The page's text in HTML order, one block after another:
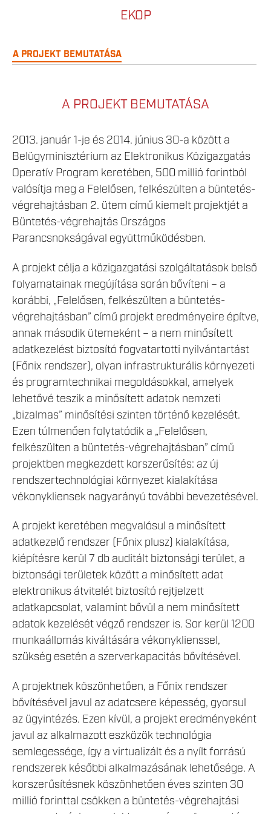
EKOP
A PROJEKT BEMUTATÁSA
A PROJEKT BEMUTATÁSA
2013. január 1-je és 2014. június 30-a között a
Belügyminisztérium az Elektronikus Közigazgatás
Operatív Program keretében, 500 millió forintból
valósítja meg a Felelősen, felkészülten a büntetés-
végrehajtásban 2. ütem című kiemelt projektjét a
Büntetés-végrehajtás Országos
Parancsnokságával együttműködésben.
A projekt célja a közigazgatási szolgáltatások belső
folyamatainak megújítása során bővíteni – a
korábbi, „Felelősen, felkészülten a büntetés-
végrehajtásban” című projekt eredményeire építve,
annak második ütemeként – a nem minősített
adatkezelést biztosító fogvatartotti nyilvántartást
(Főnix rendszer), olyan infrastrukturális környezeti
és programtechnikai megoldásokkal, amelyek
lehetővé teszik a minősített adatok nemzeti
„bizalmas” minősítési szinten történő kezelését.
Ezen túlmenően folytatódik a „Felelősen,
felkészülten a büntetés-végrehajtásban” című
projektben megkezdett korszerűsítés: az új
rendszertechnológiai környezet kialakítása
vékonykliensek nagyarányú további bevezetésével.
A projekt keretében megvalósul a minősített
adatkezelő rendszer (Főnix plusz) kialakítása,
kiépítésre kerül 7 db auditált biztonsági terület, a
biztonsági területek között a minősített adat
elektronikus átvitelét biztosító rejtjelzett
adatkapcsolat, valamint bővül a nem minősített
adatok kezelését végző rendszer is. Sor kerül 1200
munkaállomás kiváltására vékonyklienssel,
szükség esetén a szerverkapacitás bővítésével.
A projektnek köszönhetően, a Főnix rendszer
bővítésével javul az adatcsere képesség, gyorsul
az ügyintézés. Ezen kívül, a projekt eredményeként
javul az alkalmazott eszközök technológia
semlegessége, így a virtualizált és a nyílt forrású
rendszerek későbbi alkalmazásának lehetősége. A
korszerűsítésnek köszönhetően éves szinten 30
millió forinttal csökken a büntetés-végrehajtási